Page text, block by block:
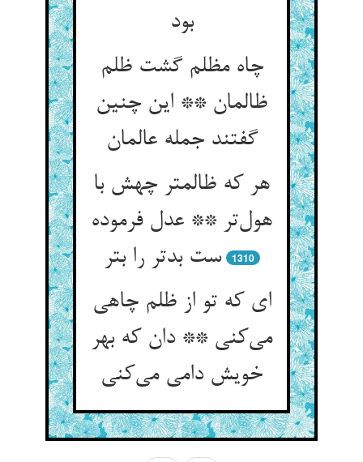
بود
چاه مظلم گشت ظلم
ظالمان ** این چنین
گفتند جمله عالمان‌‌
هر که ظالمتر چهش با
هول‌‌تر ** عدل فرموده
ست بدتر را بتر
1310
ای که تو از ظلم چاهی
می‌‌کنی ** دان که بهر